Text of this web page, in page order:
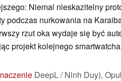
Niemal nieskazitelny
podczas nurkowania na
rzut oka wydaje się być
projekt kolejnego
DeepL / Ninh Duy),